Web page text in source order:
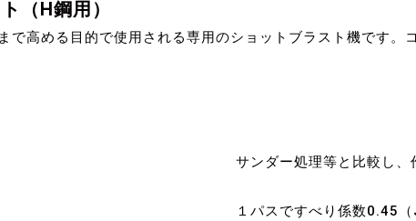
（H鋼用）
高める目的で使用される専用のショットブラスト機です。
サンダー処理等と比較し、
１パスですべり係数0.45